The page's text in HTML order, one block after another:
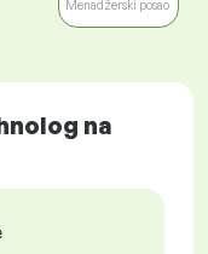
Menadžerski posao
na